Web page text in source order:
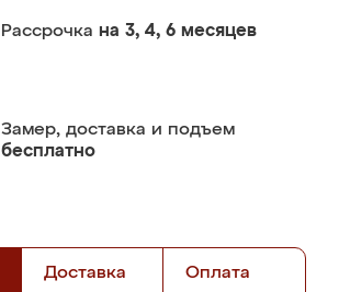
Рассрочка на 3, 4, 6 месяцев
Замер, доставка и подъем
бесплатно
Доставка Оплата